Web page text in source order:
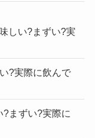
しい?まずい?実
?実際に飲んで
まずい?実際に